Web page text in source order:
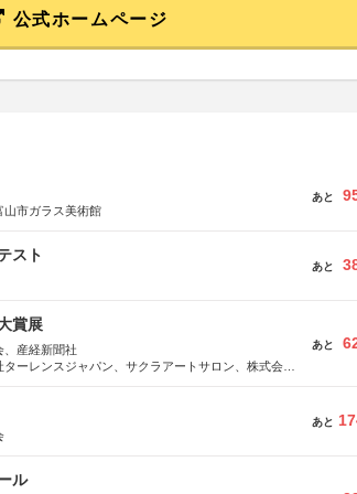
公式ホームページ
山市ガラス美術館
あと
スト
あと
賞展
、産経新聞社
ーレンスジャパン、サクラアートサロン、株式会社
あと
あと
ル